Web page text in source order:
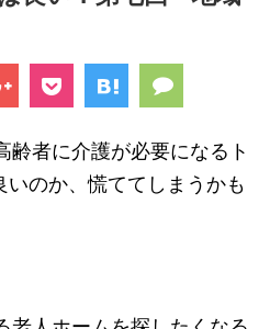
齢者に介護が必要になるト
のか、慌ててしまうかも